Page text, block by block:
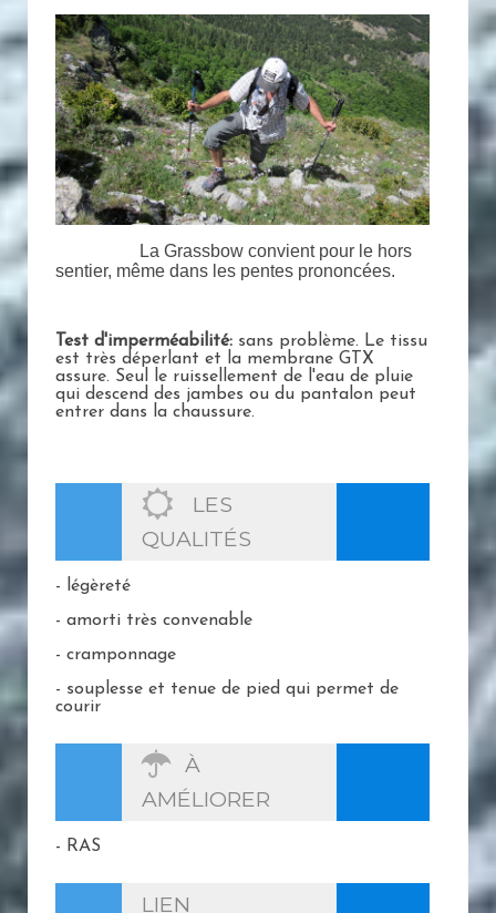
La Grassbow convient pour le hors
sentier, même dans les pentes prononcées.
Test d'imperméabilité: sans problème. Le tissu
est très déperlant et la membrane GTX
assure. Seul le ruissellement de l'eau de pluie
qui descend des jambes ou du pantalon peut
entrer dans la chaussure.
LES
QUALITÉS
- légèreté
- amorti très convenable
- cramponnage
- souplesse et tenue de pied qui permet de
courir
À
AMÉLIORER
- RAS
LIEN